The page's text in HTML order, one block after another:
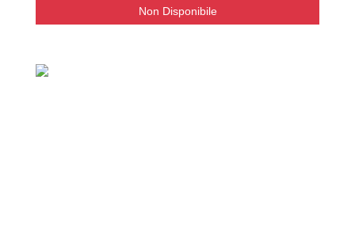
Non Disponibile